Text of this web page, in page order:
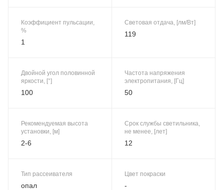
Коэффициент пульсации,
%
1
Световая отдача, [лм/Вт]
119
Двойной угол половинной
яркости, [°]
100
Частота напряжения
электропитания, [Гц]
50
Рекомендуемая высота
установки, [м]
2-6
Срок службы светильника,
не менее, [лет]
12
Тип рассеивателя
опал
Цвет покраски
-